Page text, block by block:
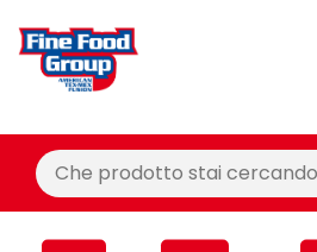
Cerca: